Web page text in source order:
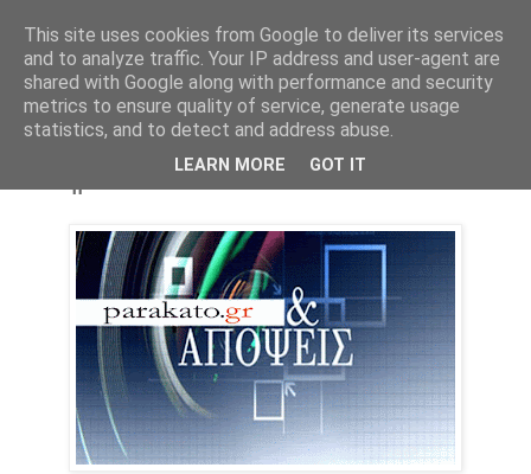
Parakato.gr
Ένα κείμενο που δεν θέλει κανένας να
το δημοσιεύσει
This site uses cookies from Google to deliver its services
and to analyze traffic. Your IP address and user-agent are
shared with Google along with performance and security
metrics to ensure quality of service, generate usage
statistics, and to detect and address abuse.
LEARN MORE GOT IT